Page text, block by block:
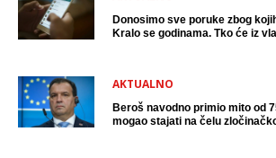
Donosimo sve poruke zbog
Kralo se godinama. Tko će iz
AKTUALNO
Beroš navodno primio mito od
mogao stajati na čelu